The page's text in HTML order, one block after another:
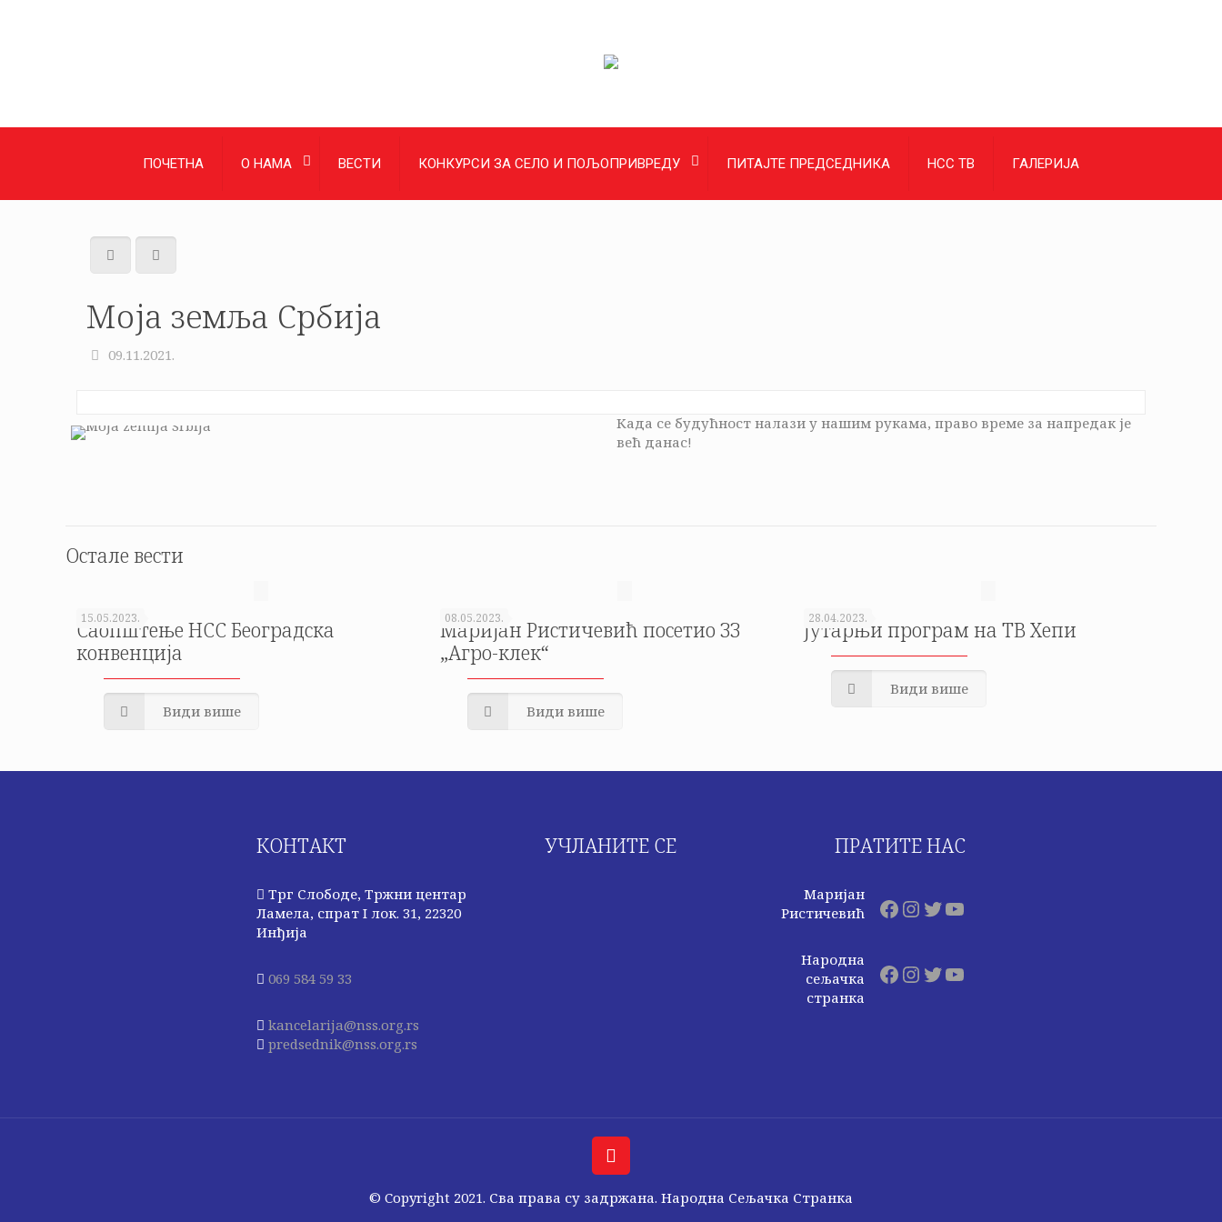
ПОЧЕТНА О НАМА ВЕСТИ КОНКУРСИ ЗА СЕЛО И ПОЉОПРИВРЕДУ ПИТАЈТЕ ПРЕДСЕДНИКА НСС ТВ ГАЛЕРИЈА
Моја земља Србија
09.11.2021.
Када се будућност налази у нашим рукама, право време за напредак је
већ данас!
Остале вести
15.05.2023.
Саопштење НСС Београдска
конвенција
Види више
08.05.2023.
Маријан Ристичевић посетио ЗЗ
„Агро-клек“
Види више
28.04.2023.
Јутарњи програм на ТВ Хепи
Види више
КОНТАКТ
Трг Слободе, Тржни центар
Ламела, спрат I лок. 31, 22320
Инђија
069 584 59 33
kancelarija@nss.org.rs
predsednik@nss.org.rs
УЧЛАНИТЕ СЕ ПРАТИТЕ НАС
Facebook
Instagram
Twitter
YouTube
Маријан
Ристичевић
Facebook
Instagram
Twitter
YouTube
Народна
сељачка
странка
© Copyright 2021. Сва права су задржана. Народна Сељачка Странка